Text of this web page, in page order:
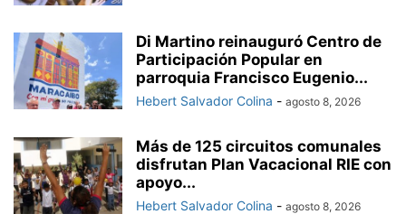
Di Martino reinauguró Centro de
Participación Popular en
parroquia Francisco Eugenio...
Hebert Salvador Colina - agosto 8, 2026
Más de 125 circuitos comunales
disfrutan Plan Vacacional RIE con
apoyo...
Hebert Salvador Colina - agosto 8, 2026